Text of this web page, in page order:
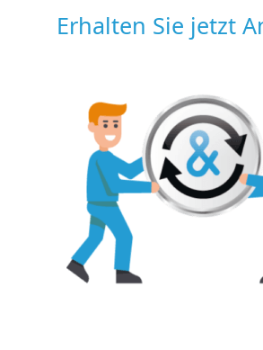
Erhalten Sie jetzt